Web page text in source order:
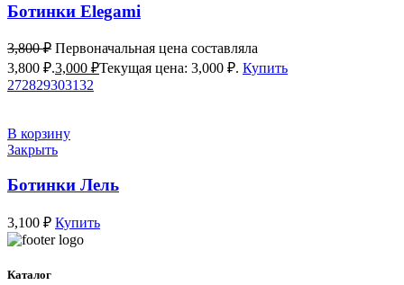
Ботинки Elegami
3,800₽ Первоначальная цена составляла
3,800 ₽.3,000 ₽Текущая цена: 3,000 ₽. Купить
272829303132
В корзину
Закрыть
Ботинки Лель
3,100 ₽ Купить
Каталог